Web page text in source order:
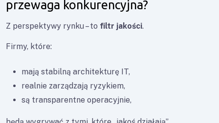
przewaga konkurencyjna?
Z perspektywy rynku – to filtr jakości.
Firmy, które:
mają stabilną architekturę IT,
realnie zarządzają ryzykiem,
są transparentne operacyjnie,